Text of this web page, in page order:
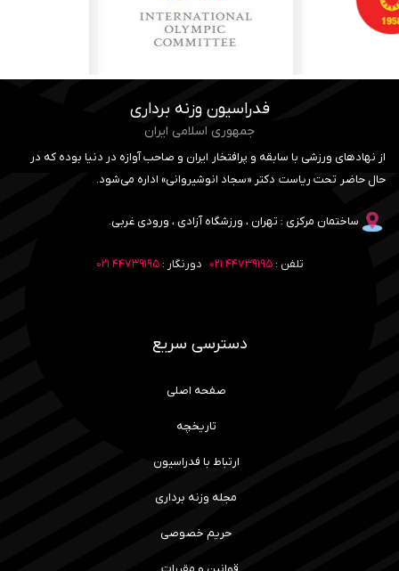
فدراسیون وزنه برداری
جمهوری اسلامی ایران
از نهادهای ورزشی با سابقه و پرافتخار ایران و صاحب آوازه در دنیا بوده که در
حال حاضر تحت ریاست دکتر «سجاد انوشیروانی» اداره می‌شود.
ساختمان مرکزی : تهران ، ورزشگاه آزادی ، ورودی غربی.
تلفن :۴۴۷۳۹۱۹۵ ۰۲۱ دورنگار :۴۴۷۳۹۱۹۵ ۰۲۱
دسترسی سریع
صفحه اصلی
تاریخچه
ارتباط با فدراسیون
مجله وزنه برداری
حریم خصوصی